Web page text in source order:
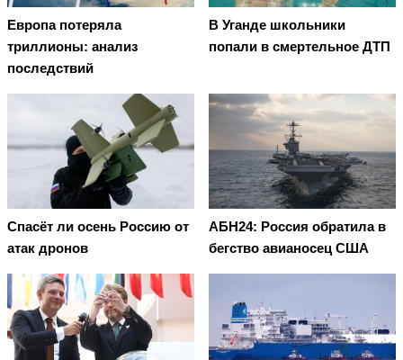
Европа потеряла
триллионы: анализ
последствий
В Уганде школьники
попали в смертельное ДТП
Спасёт ли осень Россию от
атак дронов
АБН24: Россия обратила в
бегство авианосец США